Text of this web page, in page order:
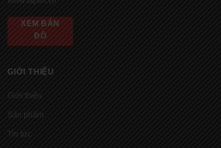
XEM BẢN
ĐỒ
GIỚI THIỆU
Giới thiệu
Sản phẩm
Tin tức